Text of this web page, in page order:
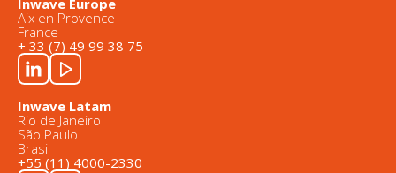
Inwave Europe
Aix en Provence
France
+ 33 (7) 49 99 38 75
Inwave Latam
Rio de Janeiro
São Paulo
Brasil
+55 (11) 4000-2330